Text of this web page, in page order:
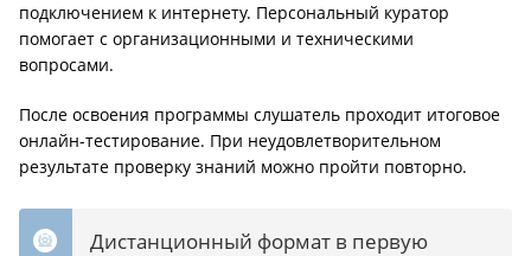
подключением к интернету. Персональный куратор
помогает с организационными и техническими
вопросами.
После освоения программы слушатель проходит итоговое
онлайн-тестирование. При неудовлетворительном
результате проверку знаний можно пройти повторно.
Дистанционный формат в первую